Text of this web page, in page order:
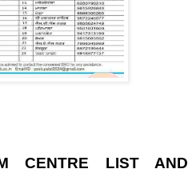
CENTRE LIST AND